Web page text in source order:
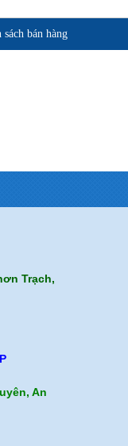
sách bán hàng
Trạch,
An